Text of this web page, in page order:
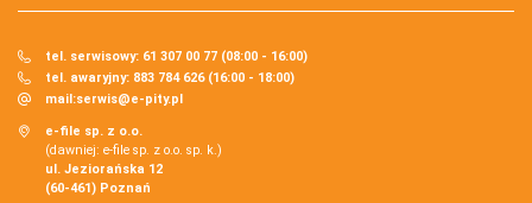
tel. serwisowy: 61 307 00 77 (08:00 - 16:00)
tel. awaryjny: 883 784 626 (16:00 - 18:00)
mail:serwis@e-pity.pl
e-file sp. z o.o.
(dawniej: e-file sp. z o.o. sp. k.)
ul. Jeziorańska 12
(60-461) Poznań